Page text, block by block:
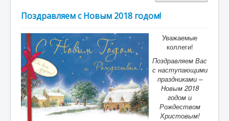
Поздравляем с Новым 2018 годом!
Уважаемые
коллеги!
Поздравляем Вас
с наступающими
праздниками –
Новым 2018
годом и
Рождеством
Христовым!